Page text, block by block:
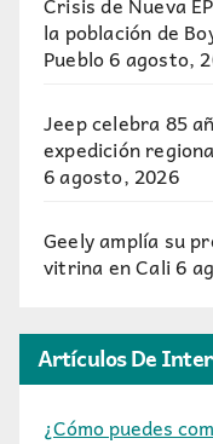
la población de
Pueblo6 agosto,
Jeep celebra 85
expedición
6 agosto, 2026
Geely amplía su
vitrina en Cali 6
Artículos De
¿Cómo puedes